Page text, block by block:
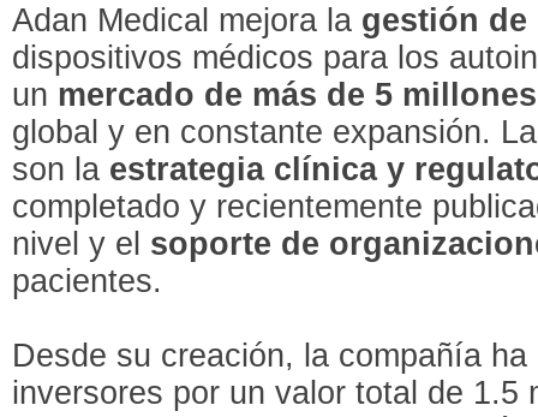
Adan Medical mejora la gestión de
dispositivos médicos para los
un mercado de más de 5
global y en constante expansión.
son la estrategia clínica y
completado y recientemente
nivel y el soporte de
pacientes.
Desde su creación, la compañía
inversores por un valor total de 1.5